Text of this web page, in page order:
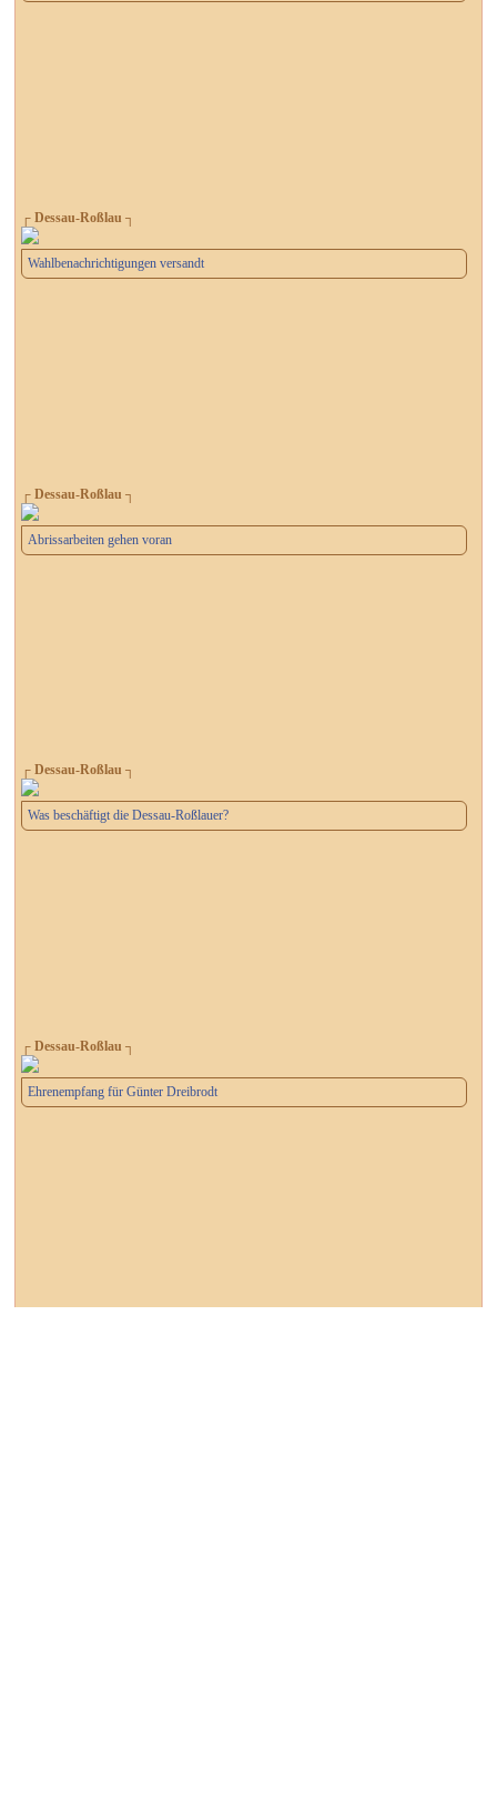
┌ Dessau-Roßlau ┐
Wahlbenachrichtigungen versandt
┌ Dessau-Roßlau ┐
Abrissarbeiten gehen voran
┌ Dessau-Roßlau ┐
Was beschäftigt die Dessau-Roßlauer?
┌ Dessau-Roßlau ┐
Ehrenempfang für Günter Dreibrodt